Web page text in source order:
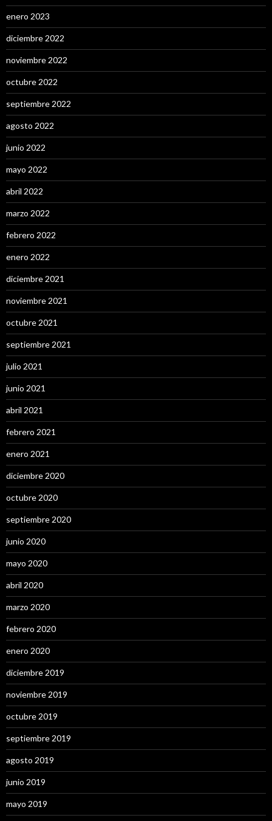
enero 2023
diciembre 2022
noviembre 2022
octubre 2022
septiembre 2022
agosto 2022
junio 2022
mayo 2022
abril 2022
marzo 2022
febrero 2022
enero 2022
diciembre 2021
noviembre 2021
octubre 2021
septiembre 2021
julio 2021
junio 2021
abril 2021
febrero 2021
enero 2021
diciembre 2020
octubre 2020
septiembre 2020
junio 2020
mayo 2020
abril 2020
marzo 2020
febrero 2020
enero 2020
diciembre 2019
noviembre 2019
octubre 2019
septiembre 2019
agosto 2019
junio 2019
mayo 2019